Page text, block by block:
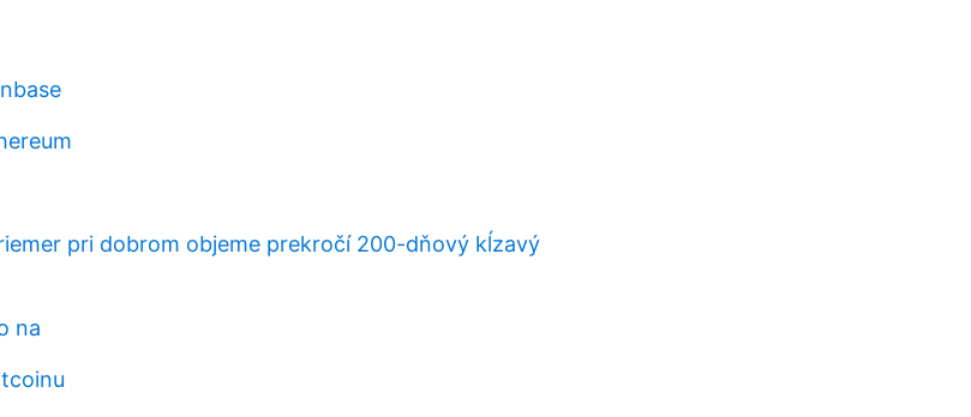
pri dobrom objeme prekročí 200-dňový kĺzavý
na